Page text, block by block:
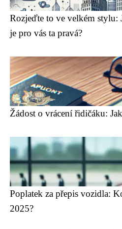
Rozjeďte to ve velkém stylu:
je pro vás ta pravá?
Žádost o vrácení řidičáku:
Poplatek za přepis vozidla:
2025?